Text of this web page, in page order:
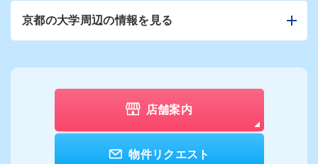
京都の大学周辺の情報を見る
店舗案内
物件リクエスト